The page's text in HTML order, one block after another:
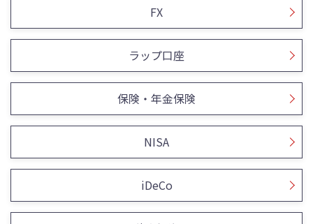
FX
ラップ口座
保険・年金保険
NISA
iDeCo